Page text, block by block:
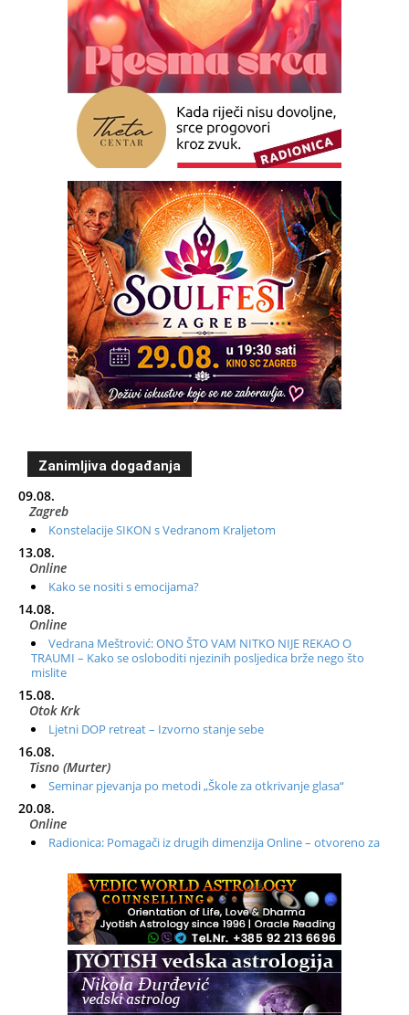
Zanimljiva događanja
09.08.
Zagreb
Konstelacije SIKON s Vedranom Kraljetom
13.08.
Online
Kako se nositi s emocijama?
14.08.
Online
Vedrana Meštrović: ONO ŠTO VAM NITKO NIJE REKAO O
TRAUMI – Kako se osloboditi njezinih posljedica brže nego što
mislite
15.08.
Otok Krk
Ljetni DOP retreat – Izvorno stanje sebe
16.08.
Tisno (Murter)
Seminar pjevanja po metodi „Škole za otkrivanje glasa“
20.08.
Online
Radionica: Pomagači iz drugih dimenzija Online – otvoreno za
Zagreb+Online
Osnovni ThetaHealing® tečaj, Zagreb i Online
Zagreb
Osnovna radionica za izscjeljivanje pranom (Basic Pranic
Healing course)